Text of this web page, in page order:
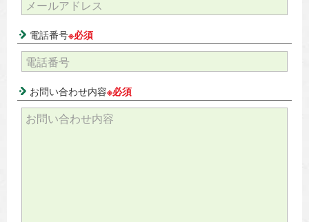
電話番号※必須
お問い合わせ内容※必須